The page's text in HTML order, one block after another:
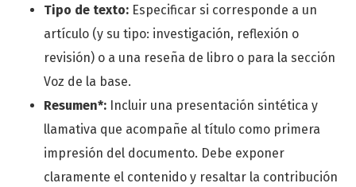
Tipo de texto: Especificar si corresponde a un
artículo (y su tipo: investigación, reflexión o
revisión) o a una reseña de libro o para la sección
Voz de la base.
Resumen*: Incluir una presentación sintética y
llamativa que acompañe al título como primera
impresión del documento. Debe exponer
claramente el contenido y resaltar la contribución